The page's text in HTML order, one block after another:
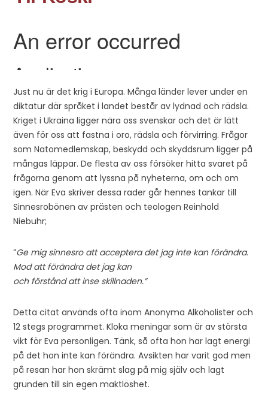
Just nu är det krig i Europa. Många länder lever under en
diktatur där språket i landet består av lydnad och rädsla.
Kriget i Ukraina ligger nära oss svenskar och det är lätt
även för oss att fastna i oro, rädsla och förvirring. Frågor
som Natomedlemskap, beskydd och skyddsrum ligger på
mångas läppar. De flesta av oss försöker hitta svaret på
frågorna genom att lyssna på nyheterna, om och om
igen. När Eva skriver dessa rader går hennes tankar till
Sinnesrobönen av prästen och teologen Reinhold
Niebuhr;
”Ge mig sinnesro att acceptera det jag inte kan förändra.
Mod att förändra det jag kan
och förstånd att inse skillnaden.”
Detta citat används ofta inom Anonyma Alkoholister och
12 stegs programmet. Kloka meningar som är av största
vikt för Eva personligen. Tänk, så ofta hon har lagt energi
på det hon inte kan förändra. Avsikten har varit god men
på resan har hon skrämt slag på mig själv och lagt
grunden till sin egen maktlöshet.